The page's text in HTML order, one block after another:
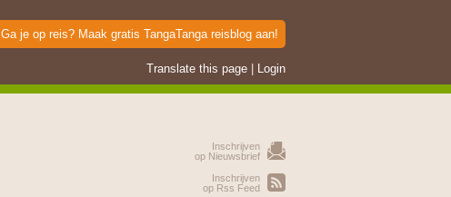
Ga je op reis? Maak gratis TangaTanga reisblog aan!
Translate this page Login
Inschrijven
op Nieuwsbrief
Inschrijven
op Rss Feed